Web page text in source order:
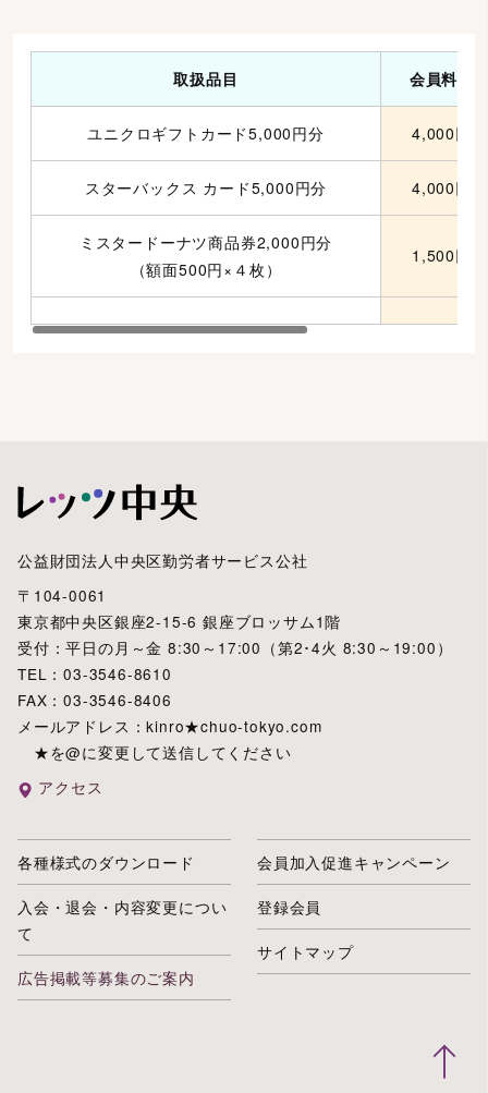
取扱品目 会員料金
ユニクロギフトカード5,000円分 4,000円
スターバックス カード5,000円分 4,000円
ミスタードーナツ商品券2,000円分
（額面500円×４枚）
1,500円
公益財団法人中央区勤労者サービス公社
〒104-0061
東京都中央区銀座2-15-6 銀座ブロッサム1階
受付：平日の月～金 8:30～17:00（第2･4火 8:30～19:00）
TEL：03-3546-8610
FAX：03-3546-8406
メールアドレス：kinro★chuo-tokyo.com
★を@に変更して送信してください
アクセス
各種様式のダウンロード
入会・退会・内容変更につい
て
広告掲載等募集のご案内
会員加入促進キャンペーン
登録会員
サイトマップ